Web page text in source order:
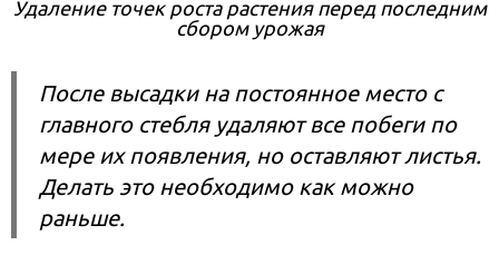
Удаление точек роста растения перед последним
сбором урожая
После высадки на постоянное место с
главного стебля удаляют все побеги по
мере их появления, но оставляют листья.
Делать это необходимо как можно
раньше.